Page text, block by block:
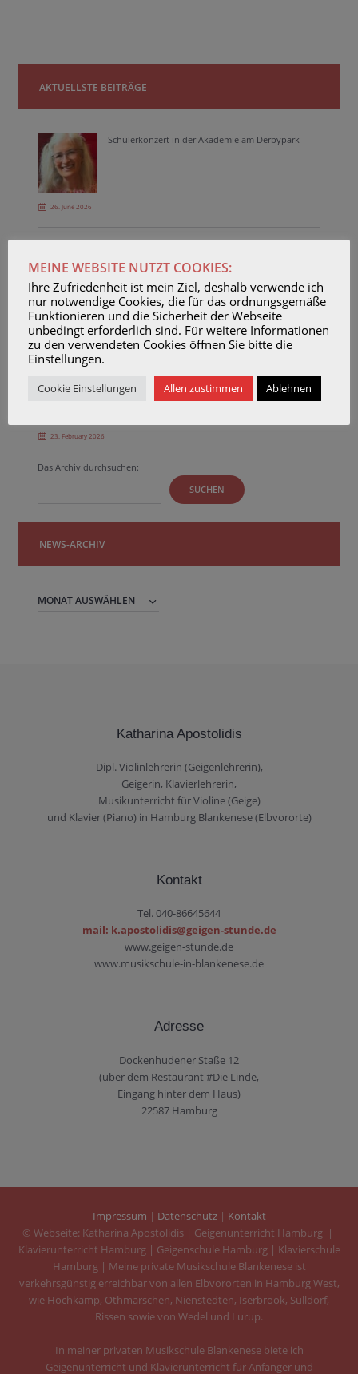
AKTUELLSTE BEITRÄGE
Schülerkonzert in der Akademie am Derbypark
26. June 2026
23. April 2026
Youtube-Aufrufe
23. February 2026
Das Archiv durchsuchen:
SUCHEN
NEWS-ARCHIV
News-
Katharina Apostolidis
Dipl. Violinlehrerin (Geigenlehrerin),
Geigerin, Klavierlehrerin,
Musikunterricht für Violine (Geige)
und Klavier (Piano) in Hamburg Blankenese (Elbvororte)
Kontakt
Tel. 040-86645644
mail: k.apostolidis@geigen-stunde.de
www.geigen-stunde.de
www.musikschule-in-blankenese.de
Adresse
Dockenhudener Staße 12
(über dem Restaurant #Die Linde,
Eingang hinter dem Haus)
22587 Hamburg
Impressum | Datenschutz| Kontakt
© Webseite: Katharina Apostolidis | Geigenunterricht Hamburg |
Klavierunterricht Hamburg | Geigenschule Hamburg | Klavierschule
Hamburg | Meine private Musikschule Blankenese ist
verkehrsgünstig erreichbar von allen Elbvororten in Hamburg West,
wie Hochkamp, Othmarschen, Nienstedten, Iserbrook, Sülldorf,
Rissen sowie von Wedel und Lurup.
In meiner privaten Musikschule Blankenese biete ich
Geigenunterricht und Klavierunterricht für Anfänger und
MEINE WEBSITE NUTZT COOKIES:
Ihre Zufriedenheit ist mein Ziel, deshalb verwende ich
nur notwendige Cookies, die für das ordnungsgemäße
Funktionieren und die Sicherheit der Webseite
unbedingt erforderlich sind. Für weitere Informationen
zu den verwendeten Cookies öffnen Sie bitte die
Einstellungen.
Cookie Einstellungen Allen zustimmen Ablehnen